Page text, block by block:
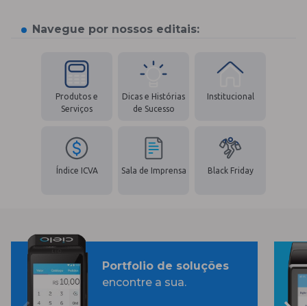
Navegue por nossos editais:
Produtos e
Serviços
Dicas e Histórias
de Sucesso
Institucional
Índice ICVA Sala de Imprensa Black Friday
Portfolio de soluções
encontre a sua.